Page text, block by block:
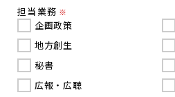
担当業務 ※
企画政策
地方創生
秘書
広報・広聴